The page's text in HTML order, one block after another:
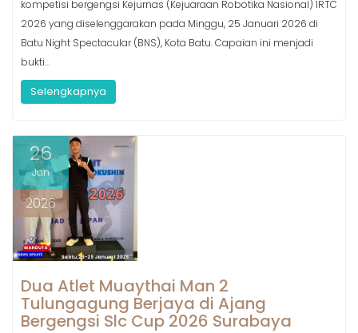
kompetisi bergengsi Kejurnas (Kejuaraan Robotika Nasional) IRTC
2026 yang diselenggarakan pada Minggu, 25 Januari 2026 di
Batu Night Spectacular (BNS), Kota Batu. Capaian ini menjadi
bukti…
Selengkapnya
26
Jan
2026
Dua Atlet Muaythai Man 2
Tulungagung Berjaya di Ajang
Bergengsi Slc Cup 2026 Surabaya